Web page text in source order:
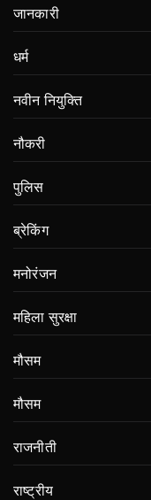
जानकारी
धर्म
नवीन नियुक्ति
नौकरी
पुलिस
ब्रेकिंग
मनोरंजन
महिला सुरक्षा
मौसम
मौसम
राजनीती
राष्ट्रीय